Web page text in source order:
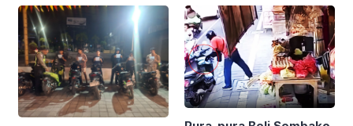
Tahun Depan
Diborong dan Dibagikan
ke Warga